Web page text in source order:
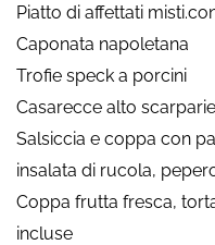
Piatto di affettati
Caponata napoletana
Trofie speck a porcini
Casarecce alto
Salsiccia e coppa con
insalata di rucola,
Coppa frutta fresca,
incluse